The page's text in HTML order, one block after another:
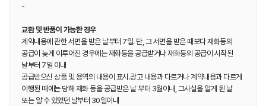
-
교환 및 반품이 가능한 경우
계약내용에 관한 서면을 받은 날부터 7일. 단, 그 서면을 받은 때보다 재화등의
공급이 늦게 이루어진 경우에는 재화등을 공급받거나 재화등의 공급이 시작된
날부터 7일 이내
공급받으신 상품 및 용역의 내용이 표시.광고 내용과 다르거나 계약내용과 다르게
이행된 때에는 당해 재화 등을 공급받은 날 부터 3월이내, 그사실을 알게 된 날
또는 알 수 있었던 날부터 30일이내